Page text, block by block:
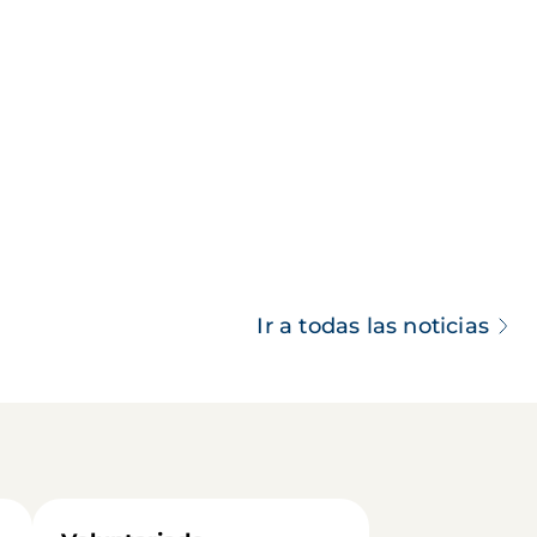
Ir a todas las noticias